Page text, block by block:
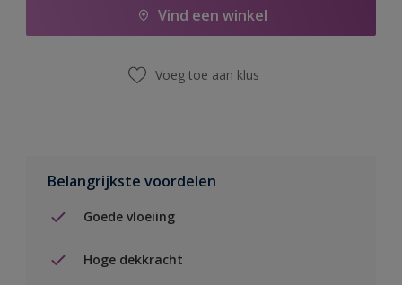
Vind een winkel
Voeg toe aan klus
Belangrijkste voordelen
Goede vloeiing
Hoge dekkracht